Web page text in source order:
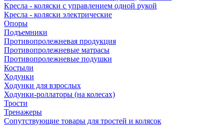
Кресла - коляски с управлением одной рукой
Кресла - коляски электрические
Опоры
Подъемники
Противопролежневая продукция
Противопролежневые матрасы
Противопролежневые подушки
Костыли
Ходунки
Ходунки для взрослых
Ходунки-роллаторы (на колесах)
Трости
Тренажеры
Сопутствующие товары для тростей и колясок